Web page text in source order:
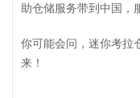
助仓储服务带到中国，
安全性和便捷性，杠杠
你可能会问，迷你考拉
来！